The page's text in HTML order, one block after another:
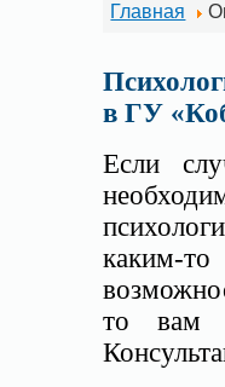
Главная
в ГУ
Если
каким-
то вам